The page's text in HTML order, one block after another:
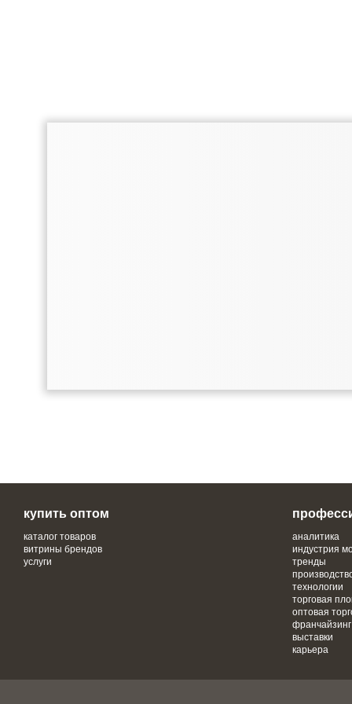
купить оптом
каталог товаров
витрины брендов
услуги
аналитика
индустрия
тренды
технологии
торговая
оптовая
франчайзинг
выставки
карьера